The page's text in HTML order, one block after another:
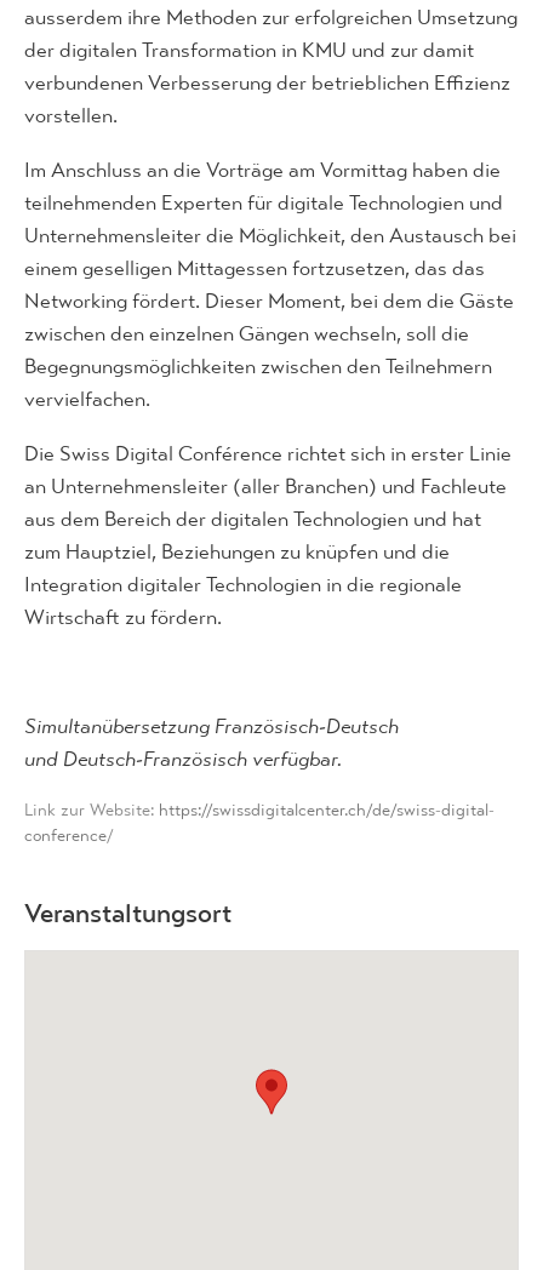
ausserdem ihre Methoden zur erfolgreichen Umsetzung
der digitalen Transformation in KMU und zur damit
verbundenen Verbesserung der betrieblichen Effizienz
vorstellen.
Im Anschluss an die Vorträge am Vormittag haben die
teilnehmenden Experten für digitale Technologien und
Unternehmensleiter die Möglichkeit, den Austausch bei
einem geselligen Mittagessen fortzusetzen, das das
Networking fördert. Dieser Moment, bei dem die Gäste
zwischen den einzelnen Gängen wechseln, soll die
Begegnungsmöglichkeiten zwischen den Teilnehmern
vervielfachen.
Die Swiss Digital Conférence richtet sich in erster Linie
an Unternehmensleiter (aller Branchen) und Fachleute
aus dem Bereich der digitalen Technologien und hat
zum Hauptziel, Beziehungen zu knüpfen und die
Integration digitaler Technologien in die regionale
Wirtschaft zu fördern.
Simultanübersetzung Französisch-Deutsch
und Deutsch-Französisch verfügbar.
Link zur Website: https://swissdigitalcenter.ch/de/swiss-digital-
conference/
Veranstaltungsort